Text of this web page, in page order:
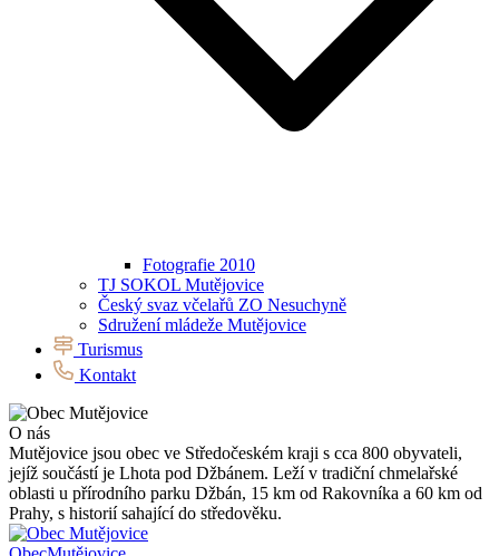
Fotografie 2010
TJ SOKOL Mutějovice
Český svaz včelařů ZO Nesuchyně
Sdružení mládeže Mutějovice
Turismus
Kontakt
O nás
Mutějovice jsou obec ve Středočeském kraji s cca 800 obyvateli,
jejíž součástí je Lhota pod Džbánem. Leží v tradiční chmelařské
oblasti u přírodního parku Džbán, 15 km od Rakovníka a 60 km od
Prahy, s historií sahající do středověku.